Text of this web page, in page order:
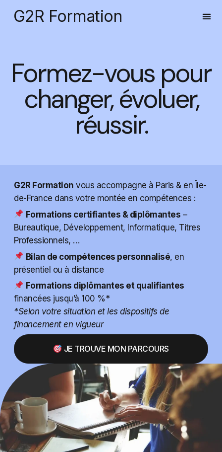
G2R Formation
Formez-vous pour
changer, évoluer,
réussir.
G2R Formation vous accompagne à Paris & en Île-
de-France dans votre montée en compétences :
Formations certifiantes & diplômantes –
Bureautique, Développement, Informatique, Titres
Professionnels, …
Bilan de compétences personnalisé, en
présentiel ou à distance
Formations diplômantes et qualifiantes
financées jusqu’à 100 %*
*Selon votre situation et les dispositifs de
financement en vigueur
JE TROUVE MON PARCOURS